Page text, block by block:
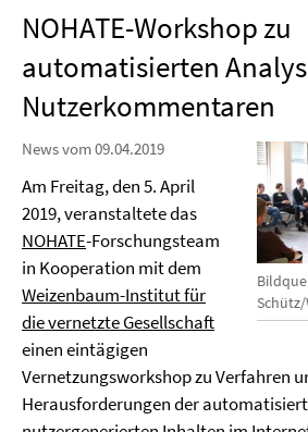
NOHATE-Workshop zu
automatisierten
Nutzerkommentaren
News vom 09.04.2019
Am Freitag, den 5. April
2019, veranstaltete das
NOHATE-Forschungsteam
in Kooperation mit dem
Weizenbaum-Institut für
die vernetzte Gesellschaft
einen eintägigen
Vernetzungsworkshop zu Verfahren
Herausforderungen der